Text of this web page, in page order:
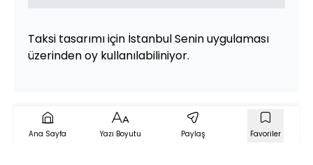
Taksi tasarımı için İstanbul Senin uygulaması
üzerinden oy kullanılabiliniyor.
Ana Sayfa Yazı Boyutu Paylaş Favoriler